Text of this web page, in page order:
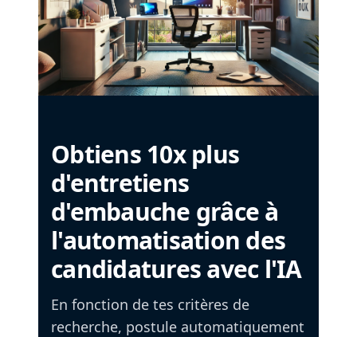
Obtiens 10x plus
d'entretiens
d'embauche grâce à
l'automatisation des
candidatures avec l'IA
En fonction de tes critères de
recherche, postule automatiquement